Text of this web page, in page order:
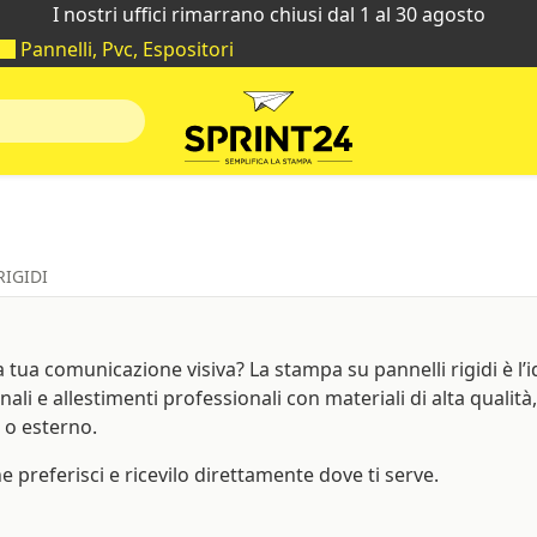
I nostri uffici rimarrano chiusi dal 1 al 30 agosto
Pannelli, Pvc, Espositori
comunicazione visiva? La stampa su pannelli rigidi è
e allestimenti professionali con materiali di alta
esterno.
preferisci e ricevilo direttamente dove ti serve.